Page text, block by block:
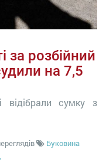
за розбійний
на 7,5
відібрали сумку з
Буковина